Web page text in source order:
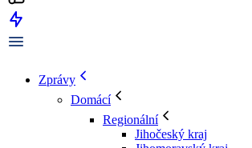
Zprávy
Domácí
Regionální
Jihočeský kraj